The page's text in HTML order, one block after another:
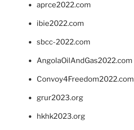
aprce2022.com
ibie2022.com
sbcc-2022.com
AngolaOilAndGas2022.com
Convoy4Freedom2022.com
grur2023.org
hkhk2023.org